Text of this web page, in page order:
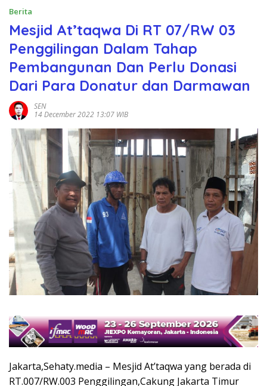
Berita
Mesjid At’taqwa Di RT 07/RW 03
Penggilingan Dalam Tahap
Pembangunan Dan Perlu Donasi
Dari Para Donatur dan Darmawan
SEN
14 December 2022 13:07 WIB
Jakarta,Sehaty.media – Mesjid At’taqwa yang berada di
RT.007/RW.003 Penggilingan,Cakung Jakarta Timur